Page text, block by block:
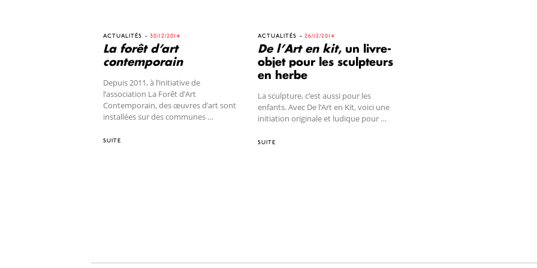
ACTUALITÉS 30/12/2014
La forêt d’art
contemporain
Depuis 2011, à l’initiative de
l’association La Forêt d’Art
Contemporain, des œuvres d’art sont
installées sur des communes …
SUITE
ACTUALITÉS 26/12/2014
De l’Art en kit, un livre-
objet pour les sculpteurs
en herbe
La sculpture, c’est aussi pour les
enfants. Avec De l’Art en Kit, voici une
initiation originale et ludique pour …
SUITE